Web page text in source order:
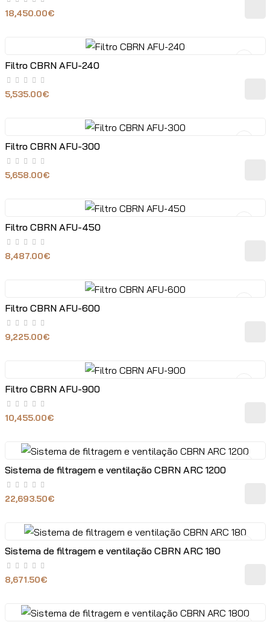
18,450.00€
Filtro CBRN AFU-240
5,535.00€
Filtro CBRN AFU-300
5,658.00€
Filtro CBRN AFU-450
8,487.00€
Filtro CBRN AFU-600
9,225.00€
Filtro CBRN AFU-900
10,455.00€
Sistema de filtragem e ventilação CBRN ARC 1200
22,693.50€
Sistema de filtragem e ventilação CBRN ARC 180
8,671.50€